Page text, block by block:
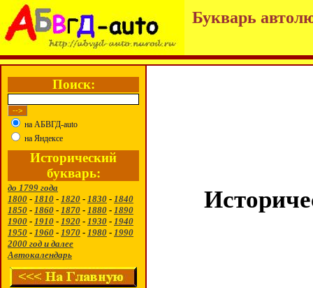
Букварь
Поиск:
на АБВГД-auto
на Яндексе
Исторический
букварь:
до 1799 года
1800 - 1810 - 1820 - 1830 - 1840
1850 - 1860 - 1870 - 1880 - 1890
1900 - 1910 - 1920 - 1930 - 1940
1950 - 1960 - 1970 - 1980 - 1990
2000 год и далее
Автокалендарь